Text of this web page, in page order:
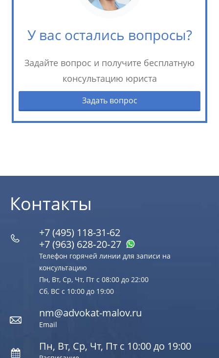
У вас остались вопросы?
Задайте вопрос и получите бесплатную
консультацию юриста
Задать вопрос
Контакты
+7 (495) 118-31-62
+7 (963) 628‑20‑27
Телефон горячей линии для записи на
консультацию
Пн, Вт, Ср, Чт, Пт с 08:00 до 22:00
Сб, ВС с 10:00 до 19:00
nm@advokat-malov.ru
Email
Пн, Вт, Ср, Чт, Пт с 10:00 до 19:00